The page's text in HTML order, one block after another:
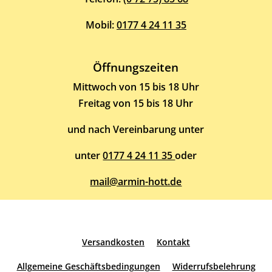
Mobil:0177 4 24 11 35
Öffnungszeiten
Mittwoch von 15 bis 18 Uhr
Freitag von 15 bis 18 Uhr
und nach Vereinbarung unter
unter0177 4 24 11 35oder
mail@armin-hott.de
Versandkosten Kontakt
Allgemeine Geschäftsbedingungen Widerrufsbelehrung